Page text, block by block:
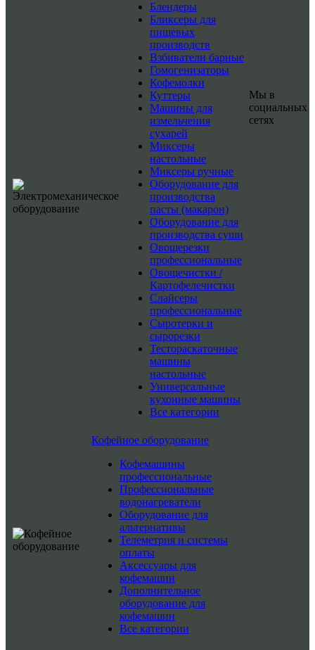
Блендеры
Бликсеры для
пищевых
производств
Взбиватели барные
Гомогенизаторы
Кофемолки
Куттеры
Машины для
измельчения
сухарей
Миксеры
настольные
Миксеры ручные
Оборудование для
производства
пасты (макарон)
Оборудование для
производства суши
Овощерезки
профессиональные
Овощечистки /
Картофелечистки
Слайсеры
профессиональные
Сыротерки и
сырорезки
Тестораскаточные
машины
настольные
Универсальные
кухонные машины
Все категории
Кофейное оборудование
Кофемашины
профессиональные
Профессиональные
водонагреватели
Оборудование для
альтернативы
Телеметрия и системы
оплаты
Аксессуары для
кофемашин
Дополнительное
оборудование для
кофемашин
Все категории
Мы в
социальных
сетях